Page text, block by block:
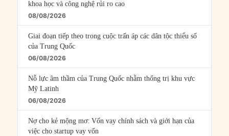
khoa học và công nghệ rủi ro cao
08/08/2026
Giai đoạn tiếp theo trong cuộc trấn áp các dân tộc thiểu số
của Trung Quốc
06/08/2026
Nỗ lực âm thầm của Trung Quốc nhằm thống trị khu vực
Mỹ Latinh
06/08/2026
Nợ cho kẻ mộng mơ: Vốn vay chính sách và giới hạn của
việc cho startup vay vốn